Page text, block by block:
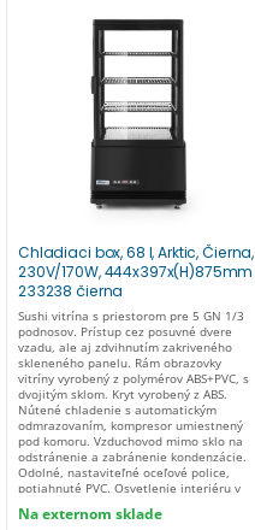
Chladiaci box, 68 l, Arktic, Čierna,
230V/170W, 444x397x(H)875mm
233238 čierna
Sushi vitrína s priestorom pre 5 GN 1/3
podnosov. Prístup cez posuvné dvere
vzadu, ale aj zdvihnutím zakriveného
skleneného panelu. Rám obrazovky
vitríny vyrobený z polymérov ABS+PVC, s
dvojitým sklom. Kryt vyrobený z ABS.
Nútené chladenie s automatickým
odmrazovaním, kompresor umiestnený
pod komoru. Vzduchovod mimo sklo na
odstránenie a zabránenie kondenzácie.
Odolné, nastaviteľné oceľové police,
potiahnuté PVC. Osvetlenie interiéru v
termostat. Klimatická trieda: 4 S 3
Na externom sklade